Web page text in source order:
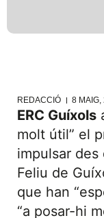
REDACCIÓ 8 MAIG,
ERC Guíxols
molt útil” el
impulsar des
Feliu de
que han
“a posar-hi